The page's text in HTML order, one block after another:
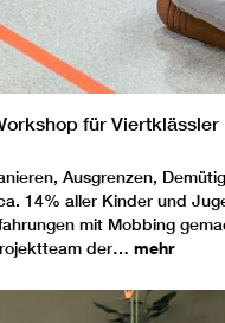
für Viertklässler
Ausgrenzen,
14% aller Kinder und
mit Mobbing
der… mehr